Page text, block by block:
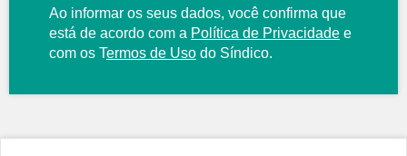
Ao informar os seus dados, você confirma que
está de acordo com a Política de Privacidade e
com os Termos de Uso do Síndico.